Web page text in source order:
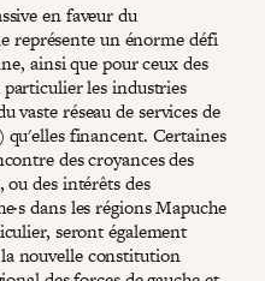
en faveur du
représente un énorme défi
ainsi que pour ceux des
les industries
vaste réseau de services de
financent. Certaines
des croyances des
ou des intérêts des
dans les régions Mapuche
seront également
nouvelle constitution